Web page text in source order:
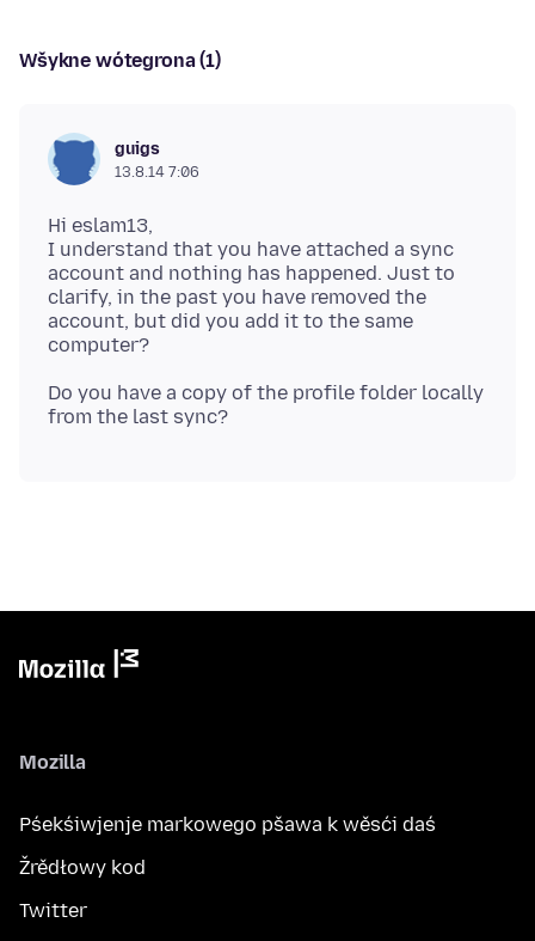
Wšykne wótegrona (1)
guigs
13.8.14 7:06
Hi eslam13,
I understand that you have attached a sync
account and nothing has happened. Just to
clarify, in the past you have removed the
account, but did you add it to the same
Do you have a copy of the profile folder locally
Mozilla
Pśekśiwjenje markowego pšawa k wěsći daś
Žrědłowy kod
Twitter